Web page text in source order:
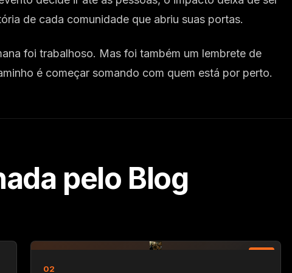
de cada comunidade que abriu suas portas.
foi trabalhoso. Mas foi também um lembrete de
é começar somando com quem está por perto.
pelo Blog
02